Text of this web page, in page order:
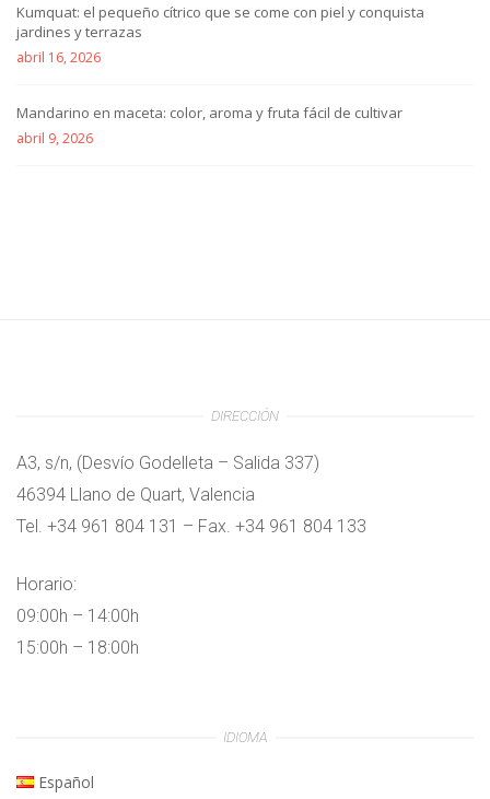
Kumquat: el pequeño cítrico que se come con piel y conquista
jardines y terrazas
abril 16, 2026
Mandarino en maceta: color, aroma y fruta fácil de cultivar
abril 9, 2026
DIRECCIÓN
A3, s/n, (Desvío Godelleta – Salida 337)
46394 Llano de Quart, Valencia
Tel. +34 961 804 131 – Fax. +34 961 804 133
Horario:
09:00h – 14:00h
15:00h – 18:00h
IDIOMA
Español